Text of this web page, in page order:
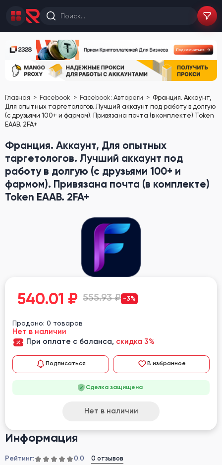
Главная Facebook Facebook: Автореги
Франция. Аккаунт,
Для опытных таргетологов. Лучший аккаунт под работу в долгую
(с друзьями 100+ и фармом). Привязана почта (в комплекте) Token
EAAB. 2FA+
Франция. Аккаунт, Для опытных
таргетологов. Лучший аккаунт под
работу в долгую (с друзьями 100+ и
фармом). Привязана почта (в комплекте)
Token EAAB. 2FA+
Информация
Рейтинг: 0.0 0 отзывов
540.01 ₽ 555.93 ₽ -3%
Продано: 0 товаров
Нет в наличии
При оплате с баланса, скидка 3%
Подписаться В избранное
Сделка защищена
Нет в наличии